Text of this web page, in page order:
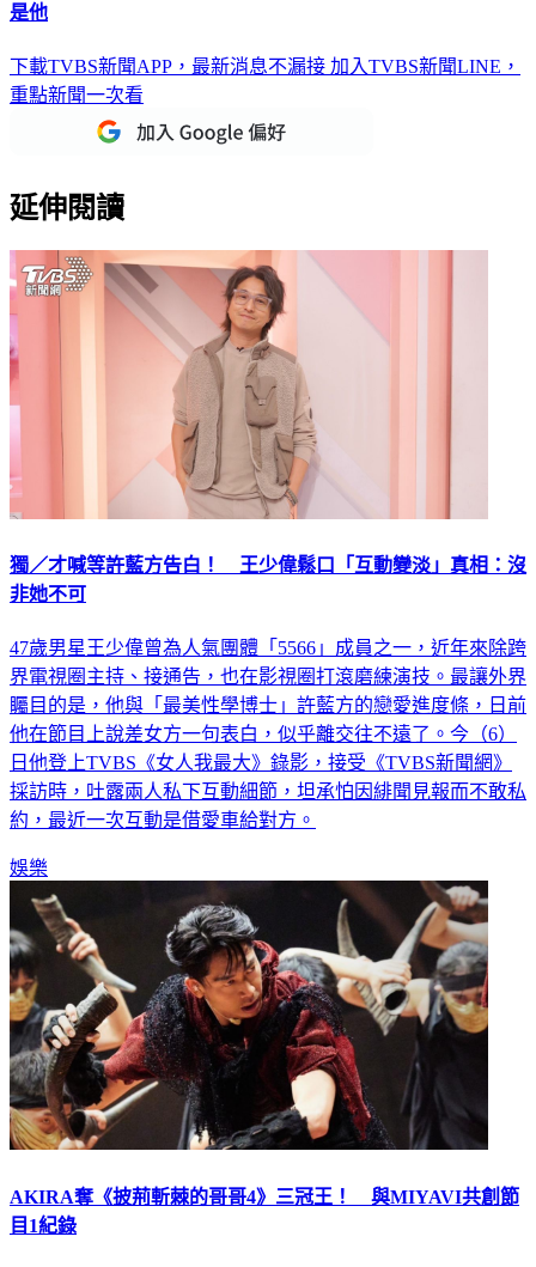
是他
下載TVBS新聞APP，最新消息不漏接 加入TVBS新聞LINE，
重點新聞一次看
延伸閱讀
獨／才喊等許藍方告白！ 王少偉鬆口「互動變淡」真相：沒
非她不可
47歲男星王少偉曾為人氣團體「5566」成員之一，近年來除跨
界電視圈主持、接通告，也在影視圈打滾磨練演技。最讓外界
矚目的是，他與「最美性學博士」許藍方的戀愛進度條，日前
他在節目上說差女方一句表白，似乎離交往不遠了。今（6）
日他登上TVBS《女人我最大》錄影，接受《TVBS新聞網》
採訪時，吐露兩人私下互動細節，坦承怕因緋聞見報而不敢私
約，最近一次互動是借愛車給對方。
娛樂
AKIRA奪《披荊斬棘的哥哥4》三冠王！ 與MIYAVI共創節
目1紀錄